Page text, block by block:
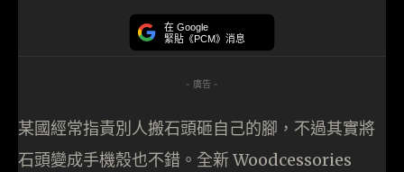
在 Google
緊貼《PCM》消息
- 廣告 -
某國經常指責別人搬石頭砸自己的腳，不過其實將
石頭變成手機殼也不錯。全新 Woodcessories